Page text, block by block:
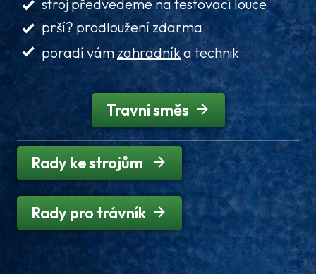
stroj předvedeme na testovací louce
prší? prodloužení zdarma
poradí vámzahradníka technik
Travní směs
Rady ke strojům
Rady pro trávník